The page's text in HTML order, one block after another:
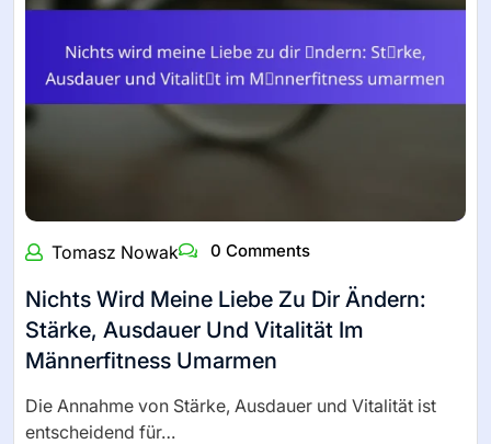
Tomasz Nowak 0 Comments
Nichts Wird Meine Liebe Zu Dir Ändern:
Stärke, Ausdauer Und Vitalität Im
Männerfitness Umarmen
Die Annahme von Stärke, Ausdauer und Vitalität ist
entscheidend für…